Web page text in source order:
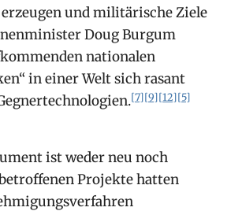
erzeugen und militärische Ziele
Doug Burgum
nationalen
in einer Welt sich rasant
[7][9][12][5]
ist weder neu noch
Projekte hatten